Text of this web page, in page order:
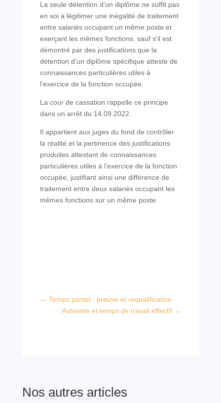
La seule détention d’un diplôme ne suffit pas
en soi à légitimer une inégalité de traitement
entre salariés occupant un même poste et
exerçant les mêmes fonctions, sauf s’il est
démontré par des justifications que la
détention d’un diplôme spécifique atteste de
connaissances particulières utiles à
l’exercice de la fonction occupée.
La cour de cassation rappelle ce principe
dans un arrêt du 14.09.2022.
Il appartient aux juges du fond de contrôler
la réalité et la pertinence des justifications
produites attestant de connaissances
particulières utiles à l’exercice de la fonction
occupée, justifiant ainsi une différence de
traitement entre deux salariés occupant les
mêmes fonctions sur un même poste.
← Temps partiel : preuve et requalification
Astreinte et temps de travail effectif →
Nos autres articles